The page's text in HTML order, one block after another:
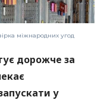
міжнародних угод
дорожче за
у